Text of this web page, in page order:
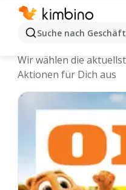
Suche nach
Kimbino.ch |
Wir wählen die
Aktionen für Dich aus